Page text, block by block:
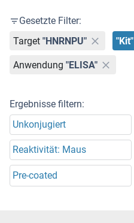
Gesetzte Filter:
Target "HNRNPU" "Kit"
Anwendung "ELISA"
Ergebnisse filtern:
Unkonjugiert
Reaktivität: Maus
Pre-coated